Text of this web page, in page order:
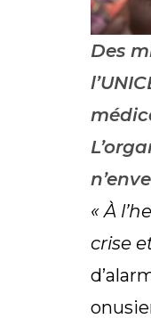
Des
« À
crise